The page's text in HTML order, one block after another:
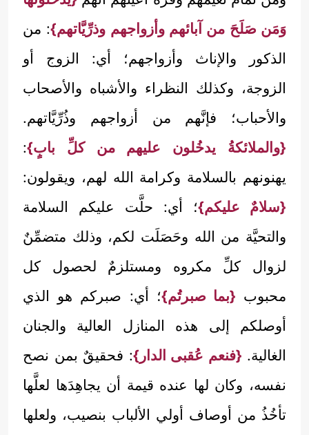
وَمَن صَلَحَ من آبائهم وأزواجهم وذرِّيَّاتهم}: من
الذكور والإناث وأزواجهم؛ أي: الزوج أو
الزوجة، وكذلك النظراء والأشباه والأصحاب
والأحباب؛ فإنَّهم من أزواجهم وذُرِّيَّاتهم.
{والملائكةُ يدخُلون عليهم من كلِّ بابٍ}:
يهنونهم بالسلامة وكرامة الله لهم، ويقولون:
{سلامٌ عليكم}؛ أي: حلَّت عليكم السلامة
والتحيَّة من الله وحَصَلَت لكم، وذلك متضمِّنٌ
لزوال كلِّ مكروه ومستلزمٌ لحصول كل
محبوب {بما صبرتُم}؛ أي: صبركم هو الذي
أوصلكم إلى هذه المنازل العالية والجنان
الغالية. {فنعم عُقبى الدار}: فحقيقٌ بمن نصح
نفسه، وكان لها عنده قيمة أن يجاهِدَها لعلَّها
تأخُذُ من أوصاف أولي الألباب بنصيب، ولعلها